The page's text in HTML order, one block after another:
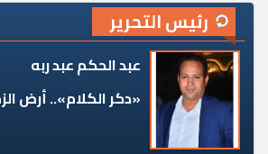
رئيس التحرير
عبد الحكم عبد ربه
«دكر الكلام».. أرض